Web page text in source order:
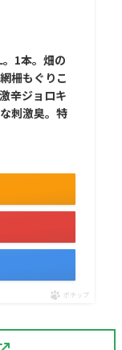
1本。畑の
柵もぐりこ
辛ジョロキ
刺激臭。特
ポチップ